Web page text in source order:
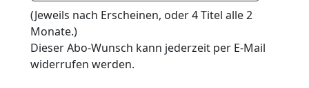
(Jeweils nach Erscheinen, oder 4 Titel alle 2
Monate.)
Dieser Abo-Wunsch kann jederzeit per E-Mail
widerrufen werden.